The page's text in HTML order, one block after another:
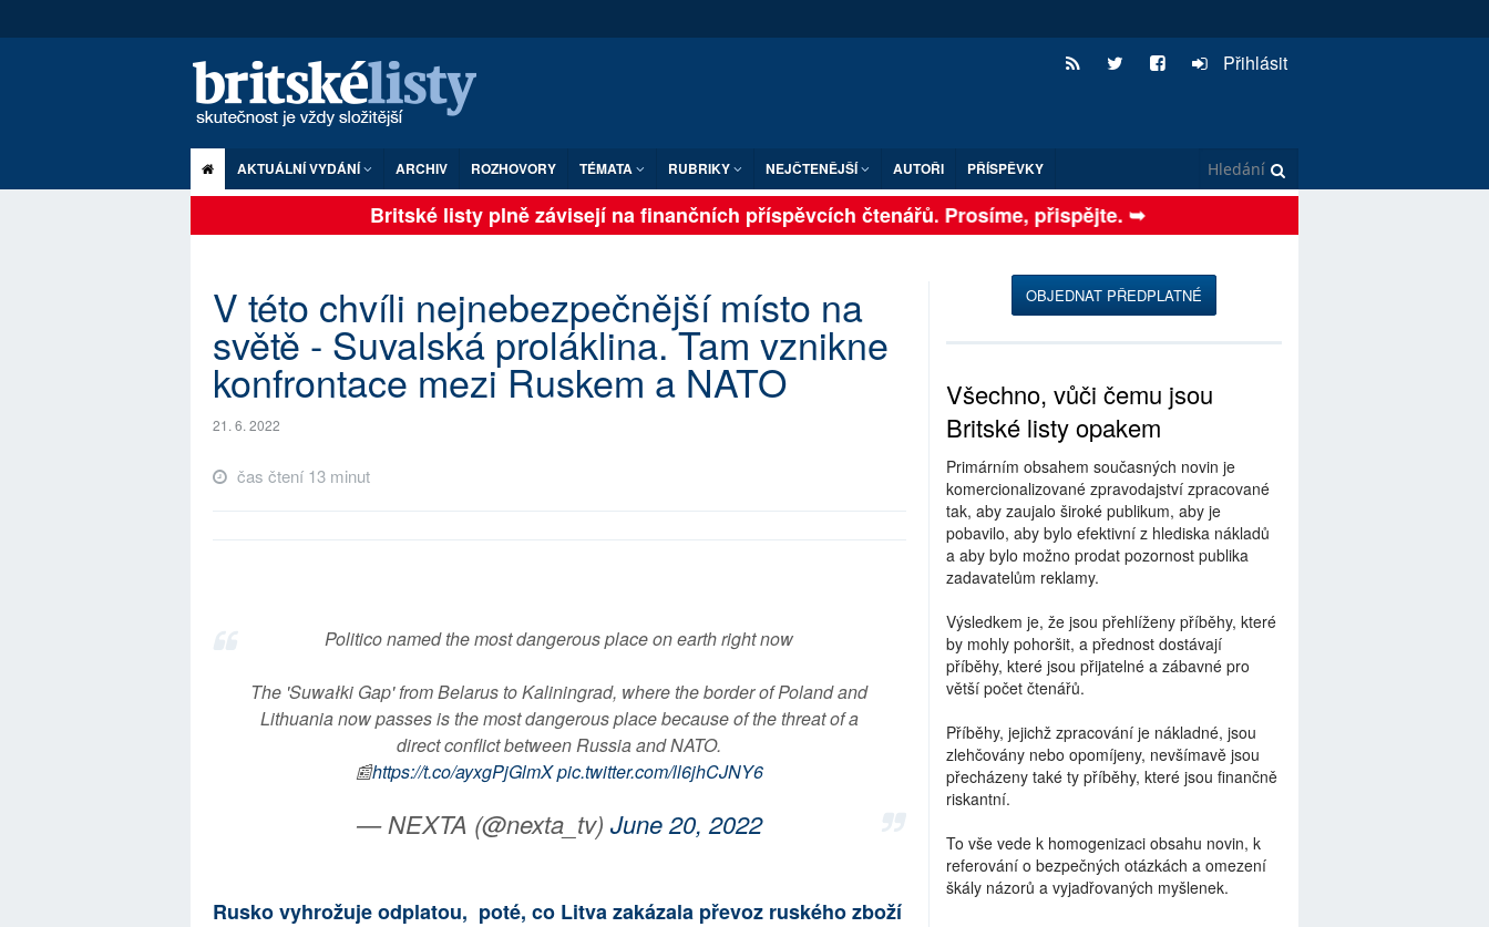
Přihlásit
AKTUÁLNÍ VYDÁNÍ ARCHIV ROZHOVORY TÉMATA RUBRIKY NEJČTENĚJŠÍ AUTOŘI PŘÍSPĚVKY
Britské listy plně závisejí na finančních příspěvcích čtenářů. Prosíme, přispějte. ➥
V této chvíli nejnebezpečnější místo na
světě - Suvalská proláklina. Tam vznikne
konfrontace mezi Ruskem a NATO
21. 6. 2022
čas čtení 13 minut
Politico named the most dangerous place on earth right now
The 'Suwałki Gap' from Belarus to Kaliningrad, where the border of Poland and
Lithuania now passes is the most dangerous place because of the threat of a
direct conflict between Russia and NATO.
📰https://t.co/ayxgPjGlmXpic.twitter.com/ll6jhCJNY6
— NEXTA (@nexta_tv) June 20, 2022
Rusko vyhrožuje odplatou, poté, co Litva zakázala převoz ruského zboží
OBJEDNAT PŘEDPLATNÉ
Všechno, vůči čemu jsou
Britské listy opakem
Primárním obsahem současných novin je
komercionalizované zpravodajství zpracované
tak, aby zaujalo široké publikum, aby je
pobavilo, aby bylo efektivní z hlediska nákladů
a aby bylo možno prodat pozornost publika
zadavatelům reklamy.
Výsledkem je, že jsou přehlíženy příběhy, které
by mohly pohoršit, a přednost dostávají
příběhy, které jsou přijatelné a zábavné pro
větší počet čtenářů.
Příběhy, jejichž zpracování je nákladné, jsou
zlehčovány nebo opomíjeny, nevšímavě jsou
přecházeny také ty příběhy, které jsou finančně
riskantní.
To vše vede k homogenizaci obsahu novin, k
referování o bezpečných otázkách a omezení
škály názorů a vyjadřovaných myšlenek.